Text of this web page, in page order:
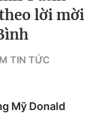
lời mời
TIN TỨC
Mỹ Donald